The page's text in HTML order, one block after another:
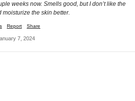
weeks now. Smells good, but I don’t like the
the skin better.
Report Share
7, 2024